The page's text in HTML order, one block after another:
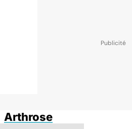
Arthrose